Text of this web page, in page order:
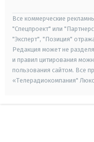
Все коммерческие
"Спецпроект" или
"Эксперт", "Позиция"
Редакция может не
и правил цитирования
пользования сайтом. Все
«Телерадиокомпания"